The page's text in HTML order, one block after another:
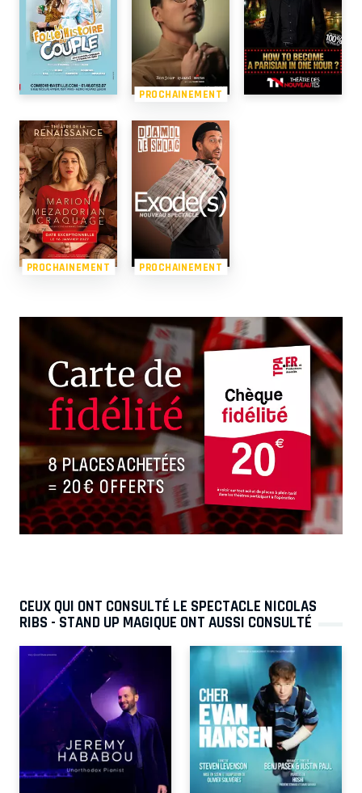
PROCHAINEMENT
PROCHAINEMENT PROCHAINEMENT
CEUX QUI ONT CONSULTÉ LE SPECTACLE NICOLAS
RIBS - STAND UP MAGIQUE ONT AUSSI CONSULTÉ